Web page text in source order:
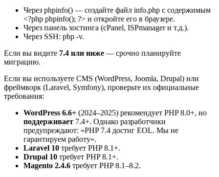
Через phpinfo() — создайте файл info.php с содержимым
<?php phpinfo(); ?> и откройте его в браузере.
Через панель хостинга (cPanel, ISPmanager и т.д.).
Через SSH: php -v.
Если вы видите 7.4 или ниже — срочно планируйте
миграцию.
Если вы используете CMS (WordPress, Joomla, Drupal) или
фреймворк (Laravel, Symfony), проверьте их официальные
требования:
WordPress 6.6+ (2024–2025) рекомендует PHP 8.0+, но
поддерживает 7.4+. Однако разработчики
предупреждают: «PHP 7.4 достиг EOL. Мы не
гарантируем работу».
Laravel 10 требует PHP 8.1+.
Drupal 10 требует PHP 8.1+.
Magento 2.4.6 требует PHP 8.1–8.2.